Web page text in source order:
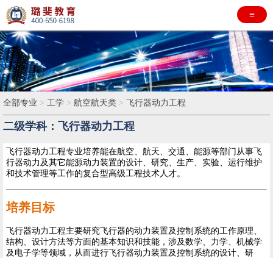
≡
全部专业 > 工学 > 航空航天类 > 飞行器动力工程
二级学科：飞行器动力工程
飞行器动力工程专业培养能在航空、航天、交通、能源等部门从事飞
行器动力及其它能源动力装置的设计、研究、生产、实验、运行维护
和技术管理等工作的复合型高级工程技术人才。
培养目标
飞行器动力工程主要研究飞行器的动力装置及控制系统的工作原理、
结构、设计方法等方面的基本知识和技能，涉及数学、力学、机械学
及电子学等领域，从而进行飞行器动力装置及控制系统的设计、研